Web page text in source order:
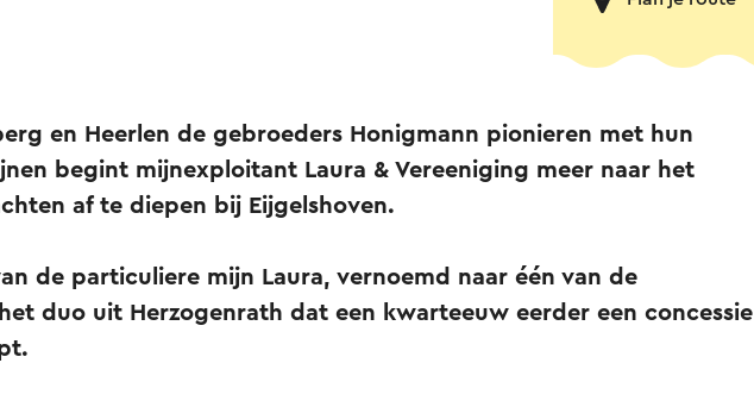
en Heerlen de gebroeders Honigmann pionieren met hun
begint mijnexploitant Laura & Vereeniging meer naar het
af te diepen bij Eijgelshoven.
de particuliere mijn Laura, vernoemd naar één van de
duo uit Herzogenrath dat een kwarteeuw eerder een concessie